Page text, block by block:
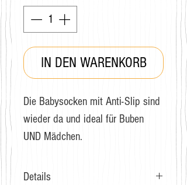
IN DEN WARENKORB
Die Babysocken mit Anti-Slip sind
wieder da und ideal für Buben
UND Mädchen.
Details